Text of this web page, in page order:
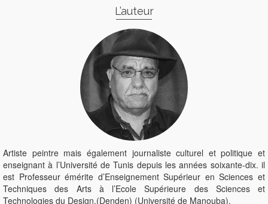
L’auteur
Artiste peintre mais également journaliste culturel et politique et
enseignant à l’Université de Tunis depuis les années soixante-dix. il
est Professeur émérite d’Enseignement Supérieur en Sciences et
Techniques des Arts à l’Ecole Supérieure des Sciences et
Technologies du Design.(Denden) (Université de Manouba).